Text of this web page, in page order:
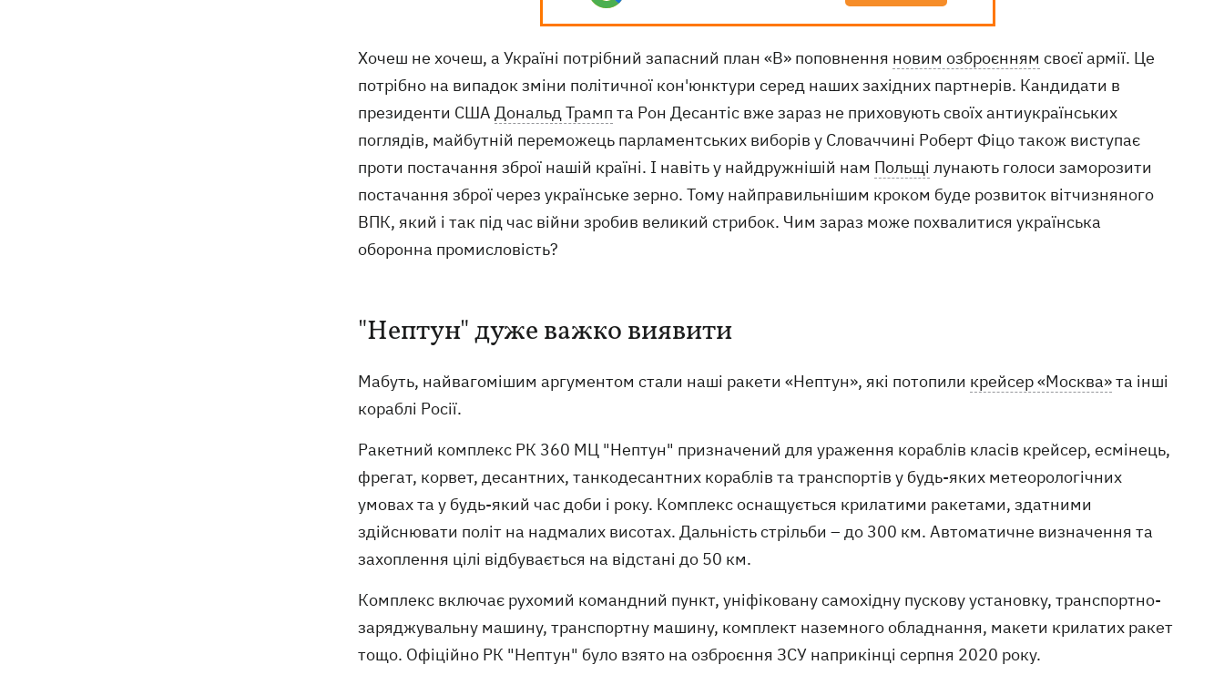
Хочеш не хочеш, а Україні потрібний запасний план «B» поповнення новим озброєнням своєї армії. Це
потрібно на випадок зміни політичної кон'юнктури серед наших західних партнерів. Кандидати в
президенти США Дональд Трамп та Рон Десантіс вже зараз не приховують своїх антиукраїнських
поглядів, майбутній переможець парламентських виборів у Словаччині Роберт Фіцо також виступає
проти постачання зброї нашій країні. І навіть у найдружнішій нам Польщі лунають голоси заморозити
постачання зброї через українське зерно. Тому найправильнішим кроком буде розвиток вітчизняного
ВПК, який і так під час війни зробив великий стрибок. Чим зараз може похвалитися українська
оборонна промисловість?
"Нептун" дуже важко виявити
Мабуть, найвагомішим аргументом стали наші ракети «Нептун», які потопили крейсер «Москва»та інші
кораблі Росії.
Ракетний комплекс РК 360 МЦ "Нептун" призначений для ураження кораблів класів крейсер, есмінець,
фрегат, корвет, десантних, танкодесантних кораблів та транспортів у будь-яких метеорологічних
умовах та у будь-який час доби і року. Комплекс оснащується крилатими ракетами, здатними
здійснювати політ на надмалих висотах. Дальність стрільби – до 300 км. Автоматичне визначення та
захоплення цілі відбувається на відстані до 50 км.
Комплекс включає рухомий командний пункт, уніфіковану самохідну пускову установку, транспортно-
заряджувальну машину, транспортну машину, комплект наземного обладнання, макети крилатих ракет
тощо. Офіційно РК "Нептун" було взято на озброєння ЗСУ наприкінці серпня 2020 року.